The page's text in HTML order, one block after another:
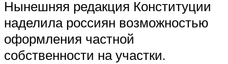
Нынешняя редакция Конституции
наделила россиян возможностью
оформления частной
собственности на участки.